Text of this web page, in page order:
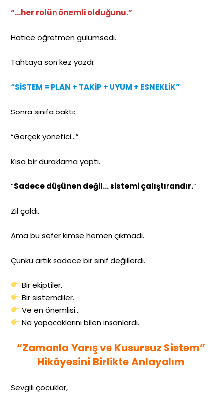
“…her rolün önemli olduğunu.”
Hatice öğretmen gülümsedi.
Tahtaya son kez yazdı:
“SİSTEM = PLAN + TAKİP + UYUM + ESNEKLİK”
Sonra sınıfa baktı:
“Gerçek yönetici…”
Kısa bir duraklama yaptı.
“Sadece düşünen değil… sistemi çalıştırandır.”
Zil çaldı.
Ama bu sefer kimse hemen çıkmadı.
Çünkü artık sadece bir sınıf değillerdi.
Bir ekiptiler.
Bir sistemdiler.
Ve en önemlisi…
Ne yapacaklarını bilen insanlardı.
“Zamanla Yarış ve Kusursuz Sistem”
Hikâyesini Birlikte Anlayalım
Sevgili çocuklar,